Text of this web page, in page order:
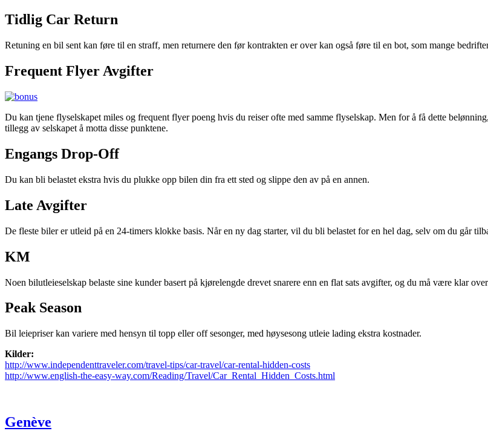
Tidlig Car Return
Retuning en bil sent kan føre til en straff, men returnere den før kontrakten er over kan også føre til en bot, som mange
Frequent Flyer Avgifter
Du kan tjene flyselskapet miles og frequent flyer poeng hvis du reiser ofte med samme flyselskap. Men for å få dette
tillegg av selskapet å motta disse punktene.
Engangs Drop-Off
Du kan bli belastet ekstra hvis du plukke opp bilen din fra ett sted og slippe den av på en annen.
Late Avgifter
De fleste biler er utleid på en 24-timers klokke basis. Når en ny dag starter, vil du bli belastet for en hel dag, selv om du går
KM
Noen bilutleieselskap belaste sine kunder basert på kjørelengde drevet snarere enn en flat sats avgifter, og du må være klar
Peak Season
Bil leiepriser kan variere med hensyn til topp eller off sesonger, med høysesong utleie lading ekstra kostnader.
Kilder:
http://www.independenttraveler.com/travel-tips/car-travel/car-rental-hidden-costs
http://www.english-the-easy-way.com/Reading/Travel/Car_Rental_Hidden_Costs.html
Genève